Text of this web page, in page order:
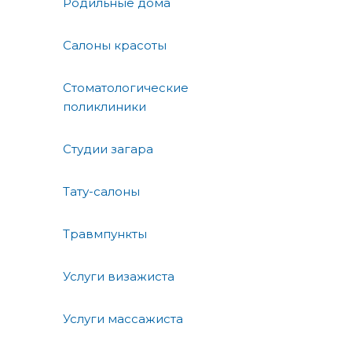
Салоны красоты
Стоматологические
поликлиники
Студии загара
Тату-салоны
Травмпункты
Услуги визажиста
Услуги массажиста